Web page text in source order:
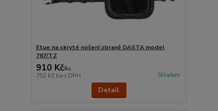
Etue na skryté nošení zbraně DASTA model
787/TZ
910 Kč/ks
752 Kč bez DPH Skladem
Detail